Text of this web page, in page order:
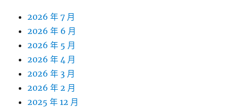
2026 年 7 月
2026 年 6 月
2026 年 5 月
2026 年 4 月
2026 年 3 月
2026 年 2 月
2025 年 12 月